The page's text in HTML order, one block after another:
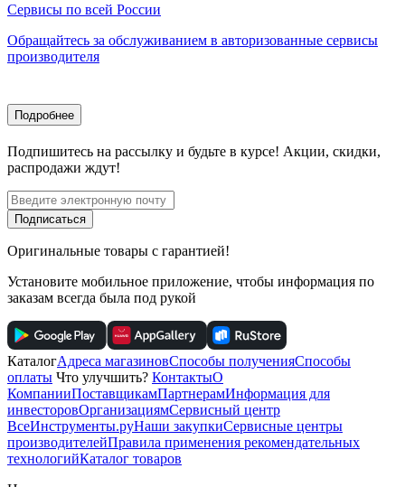
Сервисы по всей России
Обращайтесь за обслуживанием в авторизованные сервисы
производителя
Подробнее
Подпишитесь на рассылку и будьте в курсе! Акции, скидки,
распродажи ждут!
Подписаться
Оригинальные товары с гарантией!
Установите мобильное приложение, чтобы информация по
заказам всегда была под рукой
КаталогАдреса магазиновСпособы полученияСпособы
оплаты Что улучшить? КонтактыО
КомпанииПоставщикамПартнерамИнформация для
инвесторовОрганизациямСервисный центр
ВсеИнструменты.руНаши закупкиСервисные центры
производителейПравила применения рекомендательных
технологийКаталог товаров